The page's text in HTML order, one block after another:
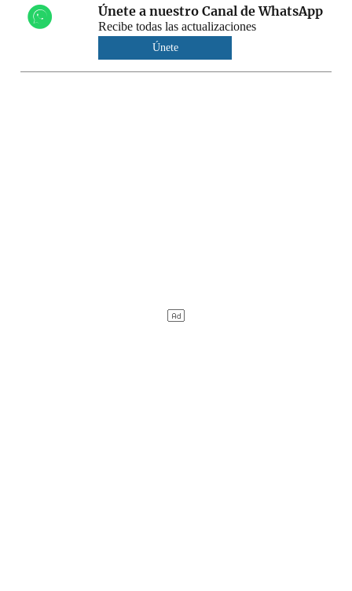
Únete a nuestro Canal de WhatsApp
Recibe todas las actualizaciones
Únete